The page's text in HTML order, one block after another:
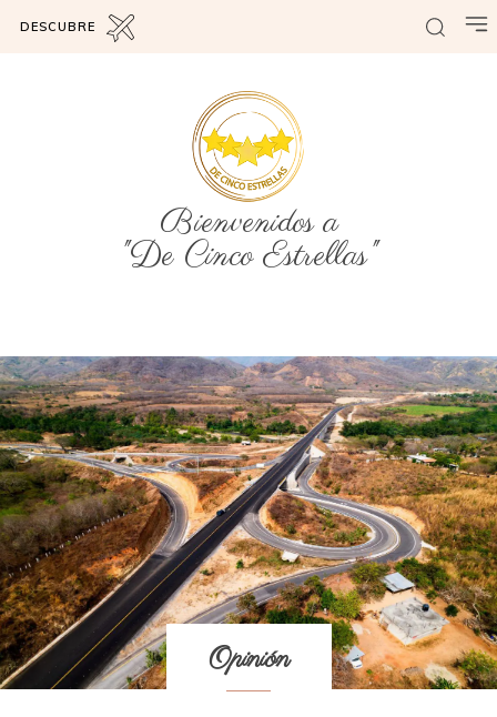
DESCUBRE
Bienvenidos a
"De Cinco Estrellas"
Opinión